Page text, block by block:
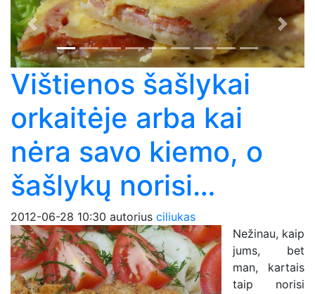
Previous Next
Vištienos šašlykai
orkaitėje arba kai
nėra savo kiemo, o
šašlykų norisi…
2012-06-28 10:30 autorius ciliukas
Nežinau, kaip
jums, bet
man, kartais
taip norisi